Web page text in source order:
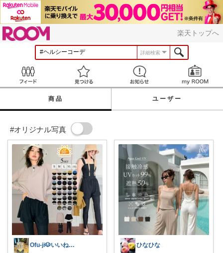
楽天トップへ
詳細検索
見つける お知らせ
商品 ユーザー
#オリジナル写真
Ofu-ji🐶いいね購入感謝です✨ ひなひな